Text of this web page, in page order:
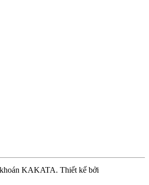
KAKATA. Thiết kế bởi